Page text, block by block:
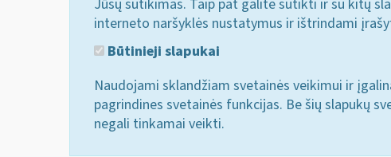
Jūsų sutikimas. Taip pat galite sutikti ir su kitų
interneto naršyklės nustatymus ir ištrindami
Būtinieji slapukai
Naudojami sklandžiam svetainės veikimui ir
pagrindines svetainės funkcijas. Be šių slapukų
negali tinkamai veikti.